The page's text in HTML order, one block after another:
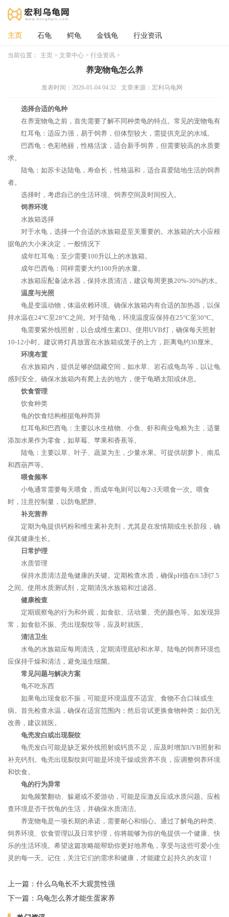
主页 石龟 鳄龟 金钱龟 行业资讯
当前位置： 主页 > 文章中心 > 行业资讯 >
养宠物龟怎么养
发表时间：2026-01-04 04:32 文章来源：宏利乌龟网
选择合适的龟种
在养宠物龟之前，首先需要了解不同种类龟的特点。常见的宠物龟有
红耳龟：适应力强，易于饲养，但体型较大，需提供充足的水域。
巴西龟：色彩艳丽，性格活泼，适合新手饲养，但需要较高的水质要
求。
陆龟：如苏卡达陆龟，寿命长，性格温和，适合喜爱陆地生活的饲养
者。
选择时，考虑自己的生活环境、饲养空间及时间投入。
饲养环境
水族箱选择
对于水龟，选择一个合适的水族箱是至关重要的。水族箱的大小应根
据龟的大小来决定，一般情况下
成年红耳龟：至少需要100升以上的水族箱。
成年巴西龟：同样需要大约100升的水量。
水族箱应配备滤水器，保持水质清洁，建议每周更换20%-30%的水。
温度与光照
龟是变温动物，体温依赖环境。确保水族箱内有合适的加热器，以保
持水温在24°C至28°C之间。对于陆龟，环境温度应保持在25°C至30°C。
龟需要紫外线照射，以合成维生素D3。使用UVB灯，确保每天照射
10-12小时。建议将灯具放置在水族箱或笼子的上方，距离龟约30厘米。
环境布置
在水族箱内，提供足够的隐藏空间，如水草、岩石或龟岛等，以让龟
感到安全。确保水族箱内有爬上去的地方，便于龟晒太阳或休息。
饮食管理
饮食种类
龟的饮食结构根据龟种而异
红耳龟和巴西龟：主要以水生植物、小鱼、虾和商业龟粮为主，适量
添加水果作为零食，如草莓、苹果和香蕉等。
陆龟：主要以草、叶子、蔬菜为主，少量水果。可提供胡萝卜、南瓜
和西葫芦等。
喂食频率
小龟通常需要每天喂食，而成年龟则可以每2-3天喂食一次。喂食
时，注意控制量，以防龟肥胖。
补充营养
定期为龟提供钙粉和维生素补充剂，尤其是在发情期或生长阶段，确
保其健康生长。
日常护理
水质管理
保持水质清洁是龟健康的关键。定期检查水质，确保pH值在6.5到7.5
之间。使用水质测试剂，定期清洗水族箱和过滤器。
健康检查
定期观察龟的行为和外观，如食欲、活动量、壳的颜色等。如发现异
常，如食欲不振、壳出现裂纹等，应及时就医。
清洁卫生
水龟的水族箱应每周清洗，定期清理底砂和水草。陆龟的饲养环境也
应保持干燥和清洁，避免滋生细菌。
常见问题与解决方案
龟不吃东西
如果龟出现食欲不振，可能是环境温度不适宜、食物不合口味或生
病。首先检查水温，确保在适宜范围内；然后尝试更换食物种类；如仍无
改善，建议就医。
龟壳发白或出现裂纹
龟壳发白可能是缺乏紫外线照射或钙质不足，应及时增加UVB照射和
补充钙剂。龟壳出现裂纹则可能是环境干燥或营养不良，应调整饲养环境
和饮食。
龟的行为异常
如龟频繁翻动、躲避或不爱游动，可能是应激反应或水质问题。应检
查环境是否干扰龟的生活，并确保水质清洁。
养宠物龟是一项长期的承诺，需要耐心和细心。通过了解龟的种类、
饲养环境、饮食管理以及日常护理，你将能够为你的龟提供一个健康、快
乐的生活环境。希望这篇攻略能帮助你更好地养龟，享受与这些可爱小生
灵的每一天。记住，关注它们的需求和健康，才能建立起持久的友谊！
上一篇： 什么乌龟长不大观赏性强
下一篇： 乌龟怎么养才能生蛋家养